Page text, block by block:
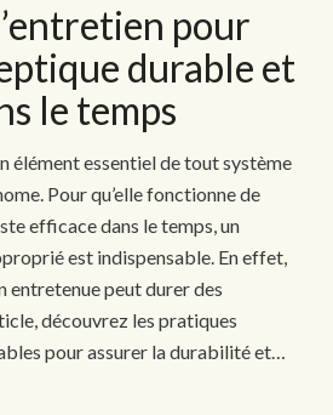
pour
durable et
le temps
élément essentiel de tout système
Pour qu’elle fonctionne de
efficace dans le temps, un
est indispensable. En effet,
entretenue peut durer des
découvrez les pratiques
pour assurer la durabilité et…